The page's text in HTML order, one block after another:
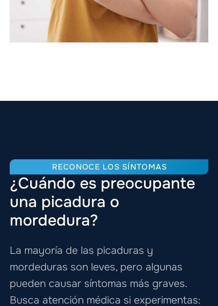
RECONOCE LOS SÍNTOMAS
¿Cuándo es preocupante
una picadura o
mordedura?
La mayoría de las picaduras y
mordeduras son leves, pero algunas
pueden causar síntomas más graves.
Busca atención médica si experimentas: